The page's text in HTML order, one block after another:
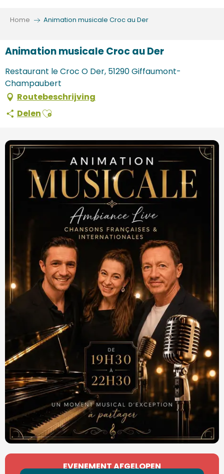
Home Animation musicale Croc au Der
Animation musicale Croc au Der
Restaurant le Croc O Der, 51290 Giffaumont-
Champaubert
Routebeschrijving
DelenAjouter aux favoris
Openingstijden en contactgegevens
EVENEMENT AFGELOPEN